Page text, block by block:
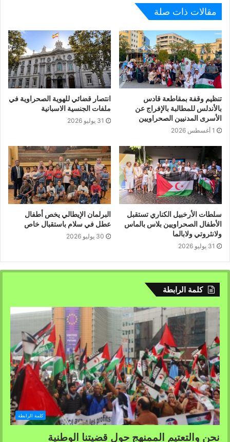
مقالات ذات صلة
تنظيم وقفة بمقاطعة قادس
بالأندلس للمطالبة بالإفراج عن
الأسرى المدنيين الصحراويين
1 أغسطس 2026
انتصار قضائي للهوية الصحراوية في
ملفات الجنسية الاسبانية
31 يوليو 2026
سلطات الأرخبيل الكناري تستقبل
الأطفال الصحراويين بلاس بالماس
ولانثروتي ولابالما
31 يوليو 2026
البرلمان الإيطالي يخص أطفال
عطل في سلام باستقبال خاص
30 يوليو 2026
كلمة الرابطة
كلمة الرابطة
نحن والتعتيم الممنهج حول قضيتنا الوطنية